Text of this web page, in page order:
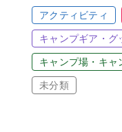
アクティビティ
キャンプギア・グ
キャンプ場・キャ
未分類